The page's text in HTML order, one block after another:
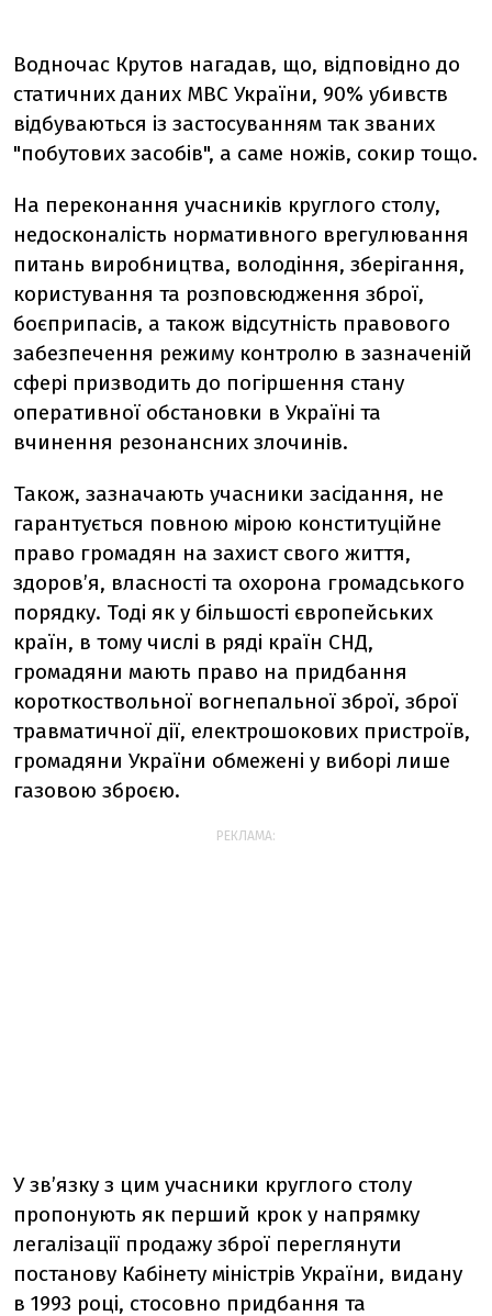
Водночас Крутов нагадав, що, відповідно до
статичних даних МВС України, 90% убивств
відбуваються із застосуванням так званих
"побутових засобів", а саме ножів, сокир тощо.
На переконання учасників круглого столу,
недосконалість нормативного врегулювання
питань виробництва, володіння, зберігання,
користування та розповсюдження зброї,
боєприпасів, а також відсутність правового
забезпечення режиму контролю в зазначеній
сфері призводить до погіршення стану
оперативної обстановки в Україні та
вчинення резонансних злочинів.
Також, зазначають учасники засідання, не
гарантується повною мірою конституційне
право громадян на захист свого життя,
здоров’я, власності та охорона громадського
порядку. Тоді як у більшості європейських
країн, в тому числі в ряді країн СНД,
громадяни мають право на придбання
короткоствольної вогнепальної зброї, зброї
травматичної дії, електрошокових пристроїв,
громадяни України обмежені у виборі лише
газовою зброєю.
РЕКЛАМА:
У зв’язку з цим учасники круглого столу
пропонують як перший крок у напрямку
легалізації продажу зброї переглянути
постанову Кабінету міністрів України, видану
в 1993 році, стосовно придбання та